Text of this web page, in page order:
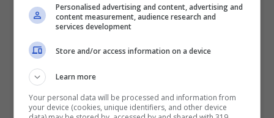
del risultato.
Individuare -e realizzare-
Eyelinera seconda della propria
forma d’occhio
Personalised advertising and content, advertising and
content measurement, audience research and
services development
Store and/or access information on a device
Learn more
Your personal data will be processed and information from
your device (cookies, unique identifiers, and other device